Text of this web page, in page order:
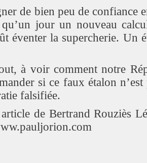
de bien peu de confiance
jour un nouveau
éventer la supercherie. Un
à voir comment notre
si ce faux étalon
falsifiée.
de Bertrand Rouziès